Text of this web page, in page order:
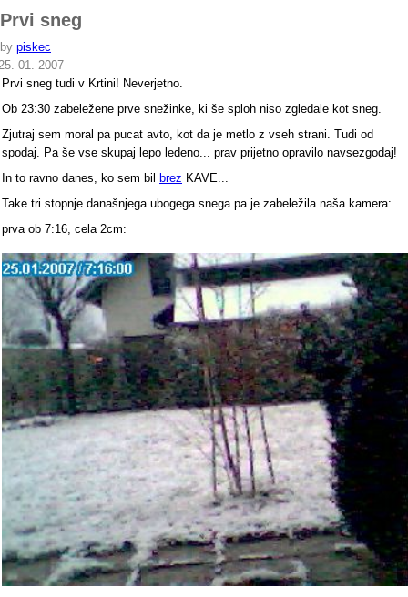
Prvi sneg
by piskec
01. 2007
Prvi sneg tudi v Krtini! Neverjetno.
Ob 23:30 zabeležene prve snežinke, ki še sploh niso zgledale kot sneg.
Zjutraj sem moral pa pucat avto, kot da je metlo z vseh strani. Tudi od
spodaj. Pa še vse skupaj lepo ledeno... prav prijetno opravilo navsezgodaj!
In to ravno danes, ko sem bil brez KAVE...
Take tri stopnje današnjega ubogega snega pa je zabeležila naša kamera:
prva ob 7:16, cela 2cm: